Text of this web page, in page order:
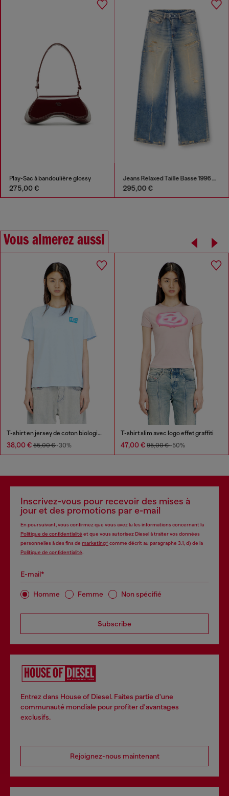
Play-Sac à bandoulière glossy
275,00 €
Jeans Relaxed Taille Basse 1996 D-Sire
295,00 €
Vous aimerez aussi
T-shirt en jersey de coton biologique avec encolure ras-du-cou et imprimé logo
38,00 € 55,00 €-30%
T-shirt slim avec logo effet graffiti
47,00 € 95,00 €-50%
Inscrivez-vous pour recevoir des mises à
jour et des promotions par e-mail
En poursuivant, vous confirmez que vous avez lu les informations concernant la
Politique de confidentialité et que vous autorisez Diesel à traiter vos données
personnelles à des fins de marketing*comme décrit au paragraphe 3.1, d) de la
Politique de confidentialité
E-mail*
Homme Femme Non spécifié
Subscribe
Entrez dans House of Diesel. Faites partie d'une
communauté mondiale pour profiter d'avantages
exclusifs.
Rejoignez-nous maintenant